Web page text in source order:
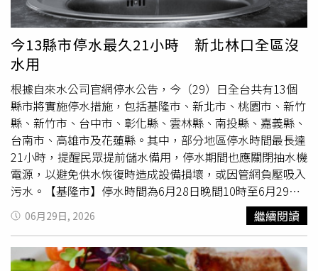
宙中的爆炸事件，因此決定投入資源延長它的服役壽命，
「它是一座能快速尋找宇宙爆炸事件的天文台，因此我們認
為，它值得被拯救。」據悉，此次任務由亞利桑那州新創公
司Katalyst SpaceTechnologies負責打造LINK機器人太空
船。NASA去年以3,000萬美元委託該公司執行計畫，並由航
太大廠Northrop Grumman提供Stargazer運輸機及Pegasus
XL火箭負責發射。根據規劃，運輸機將自馬紹爾群島起飛，
飛至約4萬英尺高空後釋放火箭，再將長約1.8公尺、重約
399公斤的LINK送入軌道。LINK升空後，將花費數個月時
間逐步接近雨燕，完成太空交會並捕捉望遠鏡，再透過推進
系統將其送往更高、更穩定的軌道，延長使用年限。NASA
指出，所有低地球軌道衛星都會因稀薄大氣產生阻力而逐漸
降低高度，加上2024年適逢太陽11年活動週期中的「太陽
極大期」，頻繁的太陽閃焰與日冕物質拋射，使地球高層大
氣受熱膨脹，進一步增加衛星飛行阻力，也加速雨燕軌道衰
今13縣市停水最久21小時 新北林口全區沒
水用
根據自來水公司官網停水公告，今（29）日全台共有13個
縣市將實施停水措施，包括基隆市、新北市、桃園市、新竹
縣、新竹市、台中市、彰化縣、雲林縣、南投縣、嘉義縣、
台南市、高雄市及花蓮縣。其中，部分地區停水時間最長達
21小時，提醒民眾提前儲水備用，停水期間也應關閉抽水機
電源，以避免供水恢復時造成設備損壞，或因管網負壓吸入
污水。【基隆市】停水時間為6月28日晚間10時至6月29日
凌晨4時，共計6小時。停水範圍為仁愛區仁三路、仁二路、
仁四路、公園街、孝一路、孝二路、孝三路、孝四路、安一
路、忠一路、忠二路、忠三路、忠四路、愛一路、愛二路、
愛三路及周邊巷弄。此次停水主要配合水量計設備更換工
06月29日, 2026 繼續閱讀